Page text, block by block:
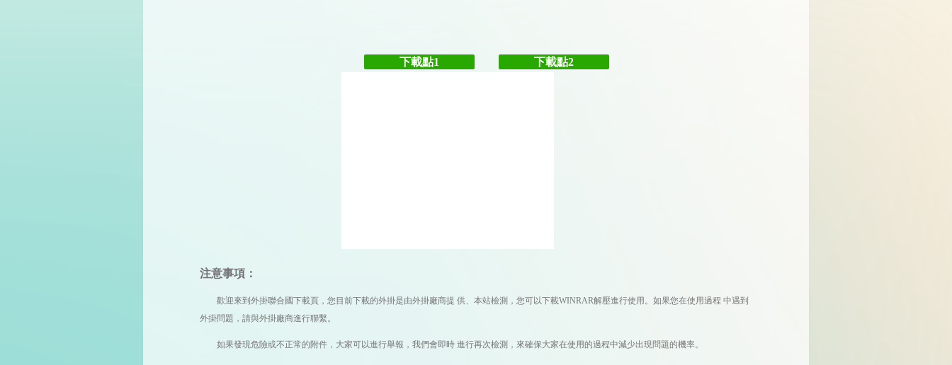
下載點1 下載點2
注意事項：
歡迎來到外掛聯合國下載頁，您目前下載的外掛是由外掛廠商提 供、本站檢測，您可以下載WINRAR解壓進行使用。如果您在使用過程 中遇到
外掛問題，請與外掛廠商進行聯繫。
如果發現危險或不正常的附件，大家可以進行舉報，我們會即時 進行再次檢測，來確保大家在使用的過程中減少出現問題的機率。